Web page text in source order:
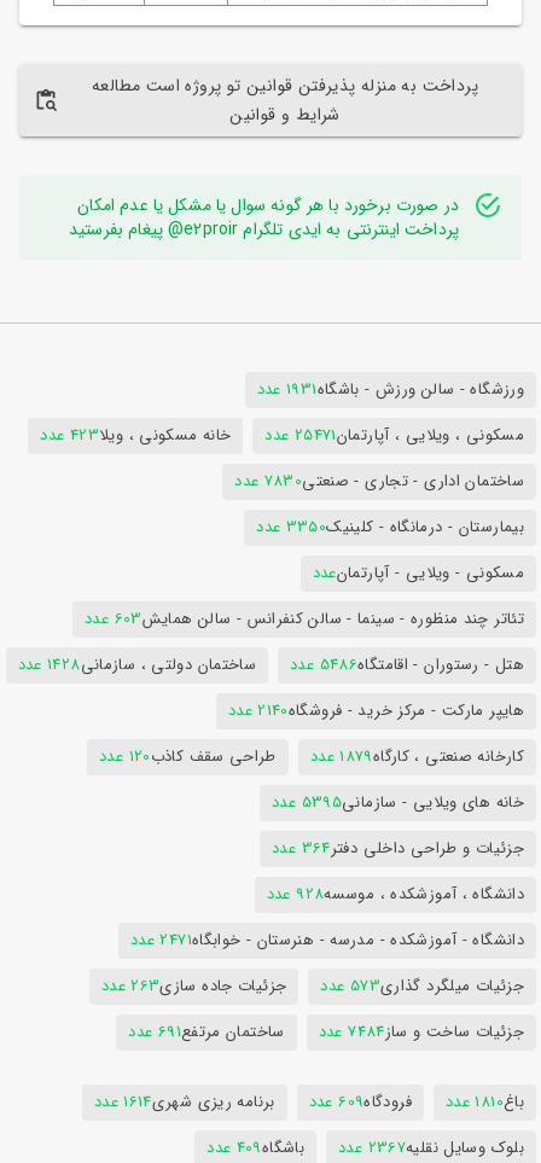
پرداخت به منزله پذیرفتن قوانین تو پروژه است مطالعه
شرایط و قوانین
در صورت برخورد با هر گونه سوال یا مشکل یا عدم امکان
پرداخت اینترنتی به ایدی تلگرام e2proir@ پیغام بفرستید
ورزشگاه - سالن ورزش - باشگاه1931 عدد
مسکونی ، ویلایی ، آپارتمان25471 عدد خانه مسکونی ، ویلا423 عدد
ساختمان اداری - تجاری - صنعتی7830 عدد
بیمارستان - درمانگاه - کلینیک3350 عدد
مسکونی - ویلایی - آپارتمانعدد
تئاتر چند منظوره - سینما - سالن کنفرانس - سالن همایش603 عدد
هتل - رستوران - اقامتگاه5486 عدد ساختمان دولتی ، سازمانی1428 عدد
هایپر مارکت - مرکز خرید - فروشگاه2140 عدد
کارخانه صنعتی ، کارگاه1879 عدد طراحی سقف کاذب120 عدد
خانه های ویلایی - سازمانی5395 عدد
جزئیات و طراحی داخلی دفتر364 عدد
دانشگاه ، آموزشکده ، موسسه928 عدد
دانشگاه - آموزشکده - مدرسه - هنرستان - خوابگاه2471 عدد
جزئیات میلگرد گذاری573 عدد جزئیات جاده سازی263 عدد
جزئیات ساخت و ساز7484 عدد ساختمان مرتفع691 عدد
باغ1810 عدد فرودگاه609 عدد برنامه ریزی شهری1614 عدد
بلوک وسایل نقلیه2367 عدد باشگاه409 عدد